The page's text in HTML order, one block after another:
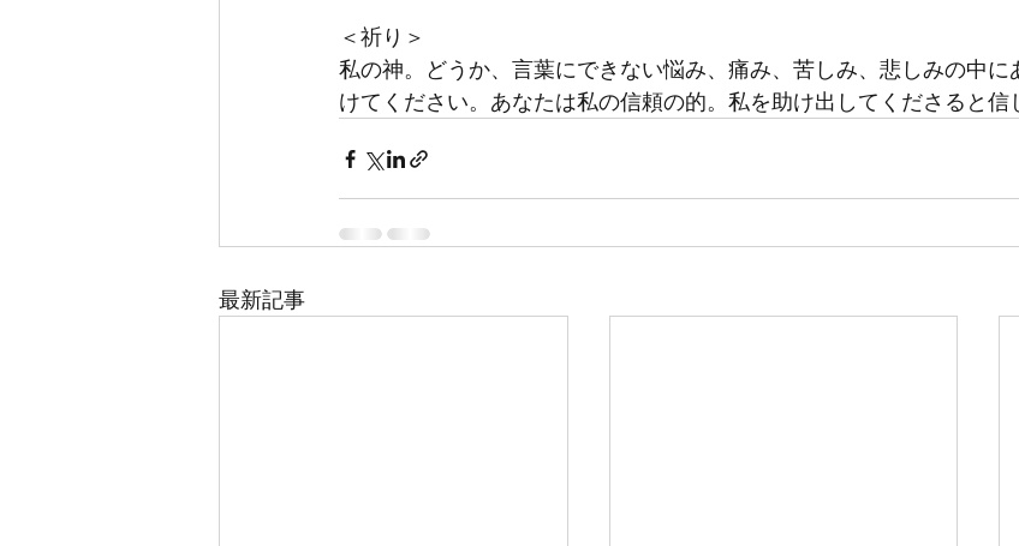
＜祈り＞
私の神。どうか、言葉にできない悩み、痛み、苦しみ、悲しみの中に
けてください。あなたは私の信頼の的。私を助け出してくださると信
最新記事